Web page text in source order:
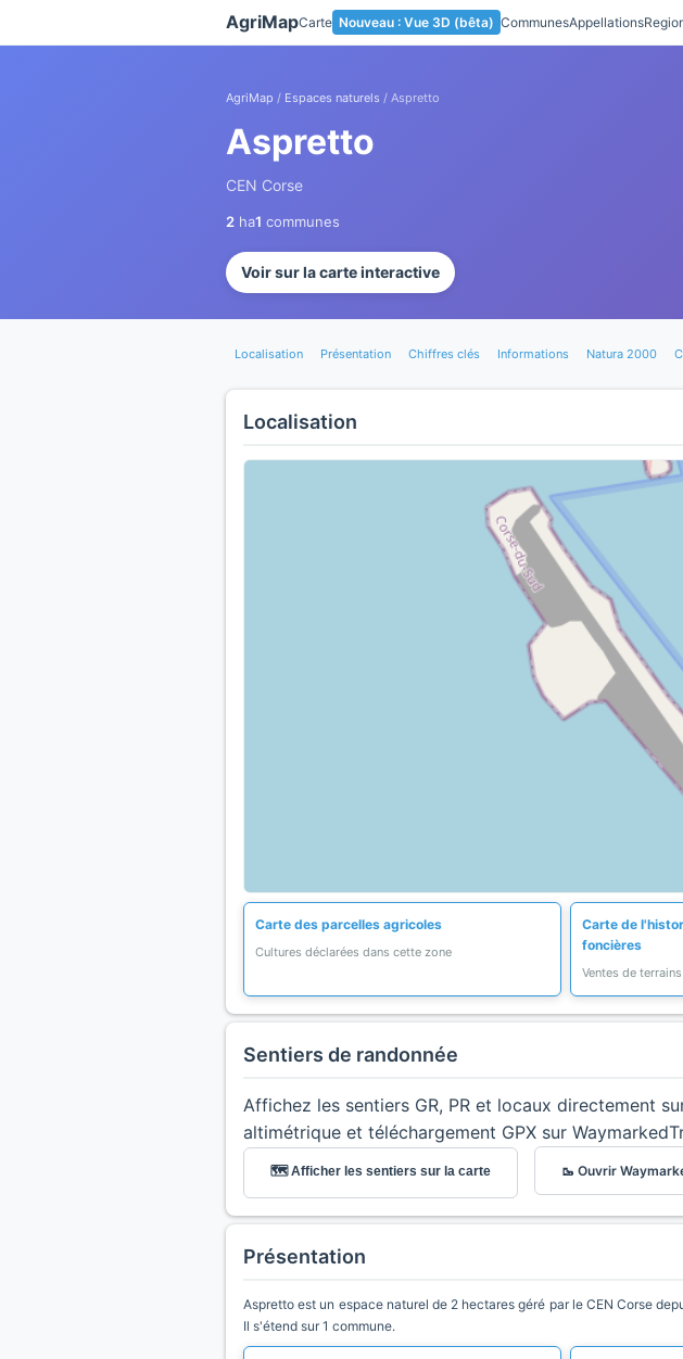
AgriMapCarte Nouveau : Vue 3D (bêta) CommunesAppellations
AgriMap / Espaces naturels / Aspretto
Aspretto
CEN Corse
2 ha1 communes
Voir sur la carte interactive
Localisation Présentation Chiffres clés Informations Natura 2000
Localisation
Carte des parcelles agricoles
Cultures déclarées dans cette zone
Carte de
foncières
Ventes de
Sentiers de randonnée
Affichez les sentiers GR, PR et locaux directement
altimétrique et téléchargement GPX sur
🗺️ Afficher les sentiers sur la carte 🥾 Ouvrir
Présentation
Aspretto est un espace naturel de 2 hectares géré par le CEN Corse
Il s'étend sur 1 commune.
Panneau de gestion des cookies